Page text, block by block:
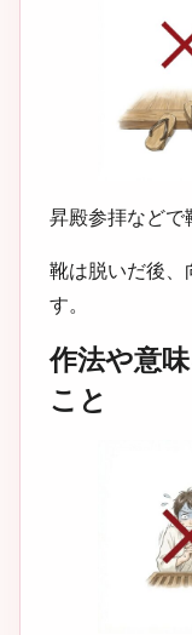
昇殿参拝などで
靴は脱いだ後
す。
作法や意
こと